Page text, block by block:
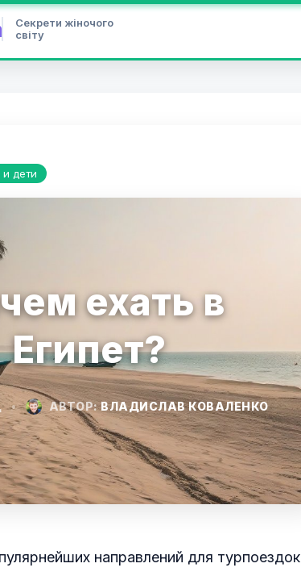
Секрети жіночого
світу
дети
ехать в
Египет?
• АВТОР:ВЛАДИСЛАВ КОВАЛЕНКО
направлений для турпоездок